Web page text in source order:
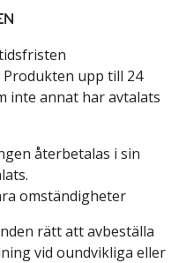
upp till 24
inte annat har avtalats
återbetalas i sin
omständigheter
rätt att avbeställa
vid oundvikliga eller